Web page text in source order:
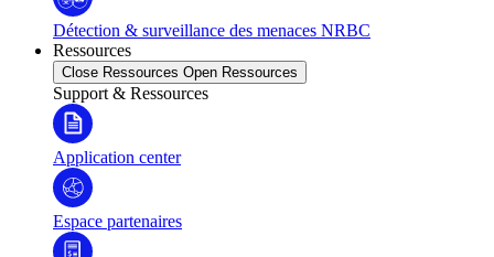
Détection & surveillance des menaces NRBC
Ressources
Close Ressources Open Ressources
Support & Ressources
Application center
Espace partenaires